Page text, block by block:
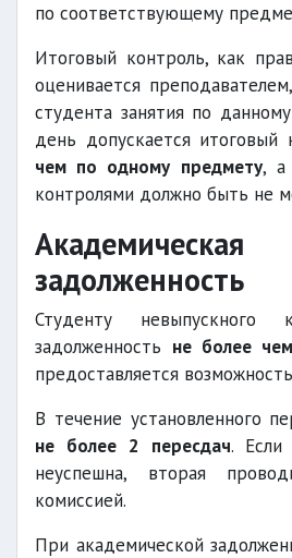
по соответствующему
Итоговый контроль, как
оценивается
студента занятия по
день допускается итоговый
чем по одному предмету, а
контролями должно быть не
Академическая
задолженность
Студенту невыпускного
задолженность не более
предоставляется
В течение установленного
не более 2 пересдач. Если
неуспешна, вторая
комиссией.
При академической